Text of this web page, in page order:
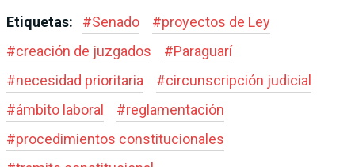
Etiquetas: #Senado #proyectos de Ley
#creación de juzgados #Paraguarí
#necesidad prioritaria #circunscripción judicial
#ámbito laboral #reglamentación
#procedimientos constitucionales